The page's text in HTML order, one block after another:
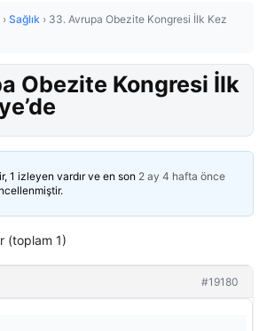
› Sağlık › 33. Avrupa Obezite Kongresi İlk Kez
Obezite Kongresi İlk
1 izleyen vardır ve en son 2 ay 4 hafta önce
(toplam 1)
#19180